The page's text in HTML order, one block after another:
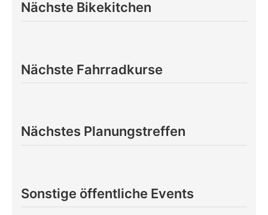
Nächste Bikekitchen
Nächste Fahrradkurse
Nächstes Planungstreffen
Sonstige öffentliche Events